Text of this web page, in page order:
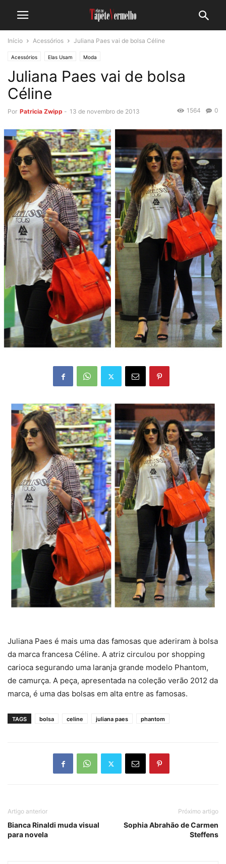
Início Acessórios Juliana Paes vai de bolsa Céline
Acessórios Elas Usam Moda
Juliana Paes vai de bolsa
Céline
Por Patricia Zwipp - 13 de novembro de 2013 0
1564
Juliana Paes é mais uma das famosas que aderiram à bolsa
da marca francesa Céline. A atriz circulou por shopping
carioca segurando uma laranja grande modelo Phantom,
de camurça. A peça, apresentada na coleção verão 2012 da
marca, é uma das bolsas em alta entre as famosas.
TAGS bolsa celine juliana paes phantom
Artigo anterior
Bianca Rinaldi muda visual
para novela
Próximo artigo
Sophia Abrahão de Carmen
Steffens